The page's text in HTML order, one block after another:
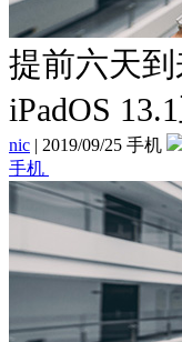
提前六天到
iPadOS
nic | 2019/09/25 手机
手机